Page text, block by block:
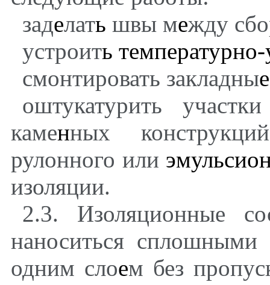
заделать швы между
устроить
смонтировать закладные
оштукатурить
каменных
рулонного или
изоляции.
2.3. Изоляционные
наноситься
одним слоем без